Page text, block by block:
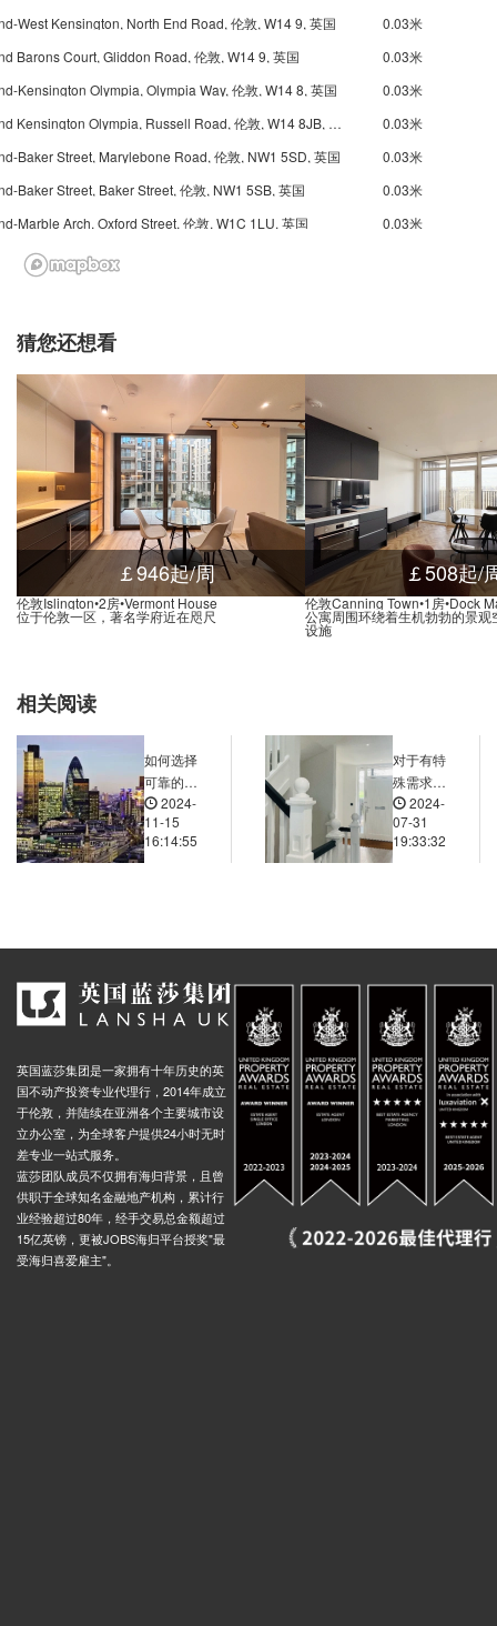
West Kensington, North End Road, 伦敦, W14 9, 英国
0.03米
Barons Court, Gliddon Road, 伦敦, W14 9, 英国
0.03米
Kensington Olympia, Olympia Way, 伦敦, W14 8, 英国
0.03米
Underground Kensington Olympia, Russell Road, 伦敦, W14 8JB, 英国
0.03米
Baker Street, Marylebone Road, 伦敦, NW1 5SD, 英国
0.03米
Baker Street, Baker Street, 伦敦, NW1 5SB, 英国
0.03米
Marble Arch, Oxford Street, 伦敦, W1C 1LU, 英国
0.03米
Marble Arch, Park Lane, 伦敦, W1K 7AA, 英国
Edgware Road, Edgware Road, 伦敦, W2 1, 英国
Ladbroke Grove, Ladbroke Grove, 伦敦, W10 5, 英国
Holland Park, Holland Park Avenue, 伦敦, W11 3, 英国
Notting Hill Gate, Notting Hill Gate, 伦敦, W11 3, 英国
0.01米
Underground-Westbourne Park, Great Western Road, 伦敦, W11 1, 英国
Underground-Maida Vale, Marble House, Elgin Avenue, 伦敦, W9 1, 英国
0.03米
Warwick Avenue, Warwick Avenue, 伦敦, W9 2, 英国
0.02米
Warwick Avenue, Warwick Avenue, 伦敦, W9 2, 英国
0.02米
Paddington, Praed Street, 伦敦, W2 1RH, 英国
0.02米
Royal Oak, Lord Hills Bridge, 伦敦, W2 6, 英国
Queensway, Queensway, 伦敦, W2 4, 英国
0.01米
Lancaster Gate, Bayswater Road, 伦敦, W2 2, 英国
0.01米
Knightsbridge, Knightsbridge, 伦敦, SW3 1, 英国
0.02米
Paddington Green Police Station Stop Ew, Harbet Road, 伦敦, W2 1, 英国
0.02米
Old Marylebone Road Stop EU, Marylebone Road, 伦敦, NW1 5, 英国
0.03米
Stop Ea, Edgware Road, 伦敦, NW8 8, 英国
0.02米
Stop P, 93 Praed Street, 伦敦, W2 1NT, 英国
0.02米
(Stop es), Sussex Gardens, 伦敦, W2 1, 英国
0.02米
Church Street Market Lisson Grove Stop, 147 Lisson Grove, 伦敦, NW8 8EB, 英国
0.03米
Stop T, Bishops Bridge Road, 伦敦, W2 6, 英国
Stop Ek, 137 Edgware Road, 伦敦, W2 2HR, 英国
0.02米
Railway, South Wharf Road, 伦敦, W2 1HQ, 英国
猜您还想看
￡946起/周
伦敦Islington•2房•Vermont House
位于伦敦一区，著名学府近在咫尺
￡508起/
伦敦Canning Town•1房•Dock
公寓周围环绕着生机勃勃的景观
设施
相关阅读
如何选择
可靠的海
外房产中
介或律
师？需要
2024-
11-15
16:14:55
对于有特
殊需求
（如无障
碍设施）
的居住
2024-
07-31
19:33:32
英国蓝莎集团是一家拥有十年历史的英
国不动产投资专业代理行，2014年成立
于伦敦，并陆续在亚洲各个主要城市设
立办公室，为全球客户提供24小时无时
差专业一站式服务。
蓝莎团队成员不仅拥有海归背景，且曾
供职于全球知名金融地产机构，累计行
业经验超过80年，经手交易总金额超过
15亿英镑，更被JOBS海归平台授奖"最
受海归喜爱雇主"。